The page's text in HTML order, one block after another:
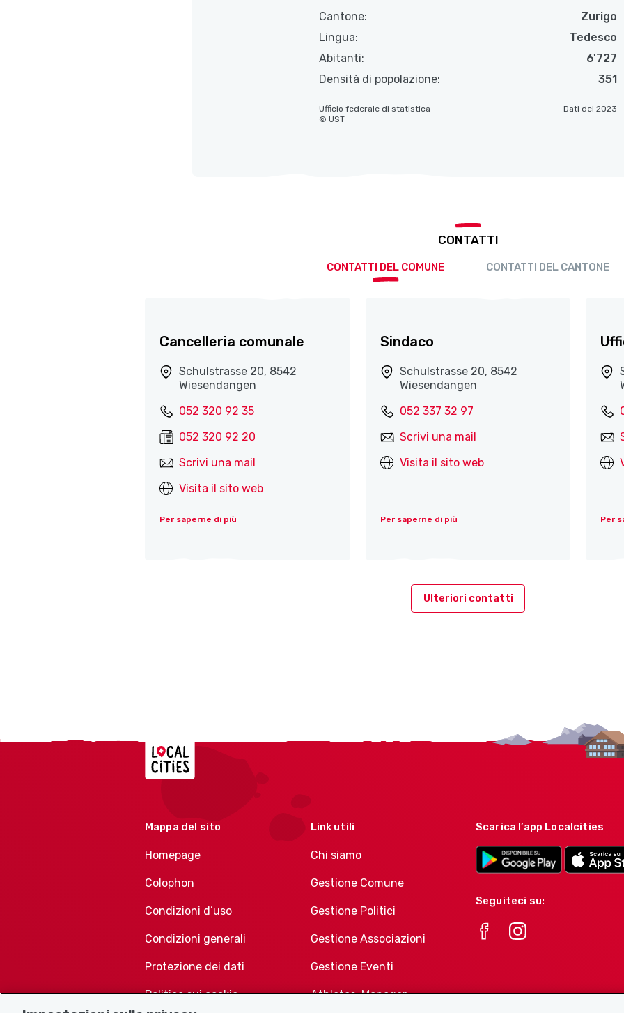
Cantone:
Zurigo
Lingua:
Tedesco
Abitanti:
6'727
Densità di popolazione:
351
Dati del 2023
Ufficio federale di statistica
© UST
CONTATTI
CONTATTI DEL COMUNE CONTATTI DEL CANTONE
Cancelleria comunale
Schulstrasse 20, 8542
Wiesendangen
052 320 92 35
052 320 92 20
Scrivi una mail
Visita il sito web
Per saperne di più
Sindaco
Schulstrasse 20, 8542
Wiesendangen
052 337 32 97
Scrivi una mail
Visita il sito web
Per saperne di più Per
Ulteriori contatti
Localcities
Mappa del sito
Homepage
Colophon
Condizioni d’uso
Condizioni generali
Protezione dei dati
Politica sui cookie
Link utili
Chi siamo
Gestione Comune
Gestione Politici
Gestione Associazioni
Gestione Eventi
Athletes-Manager
Scarica l’app Localcities
Seguiteci su: